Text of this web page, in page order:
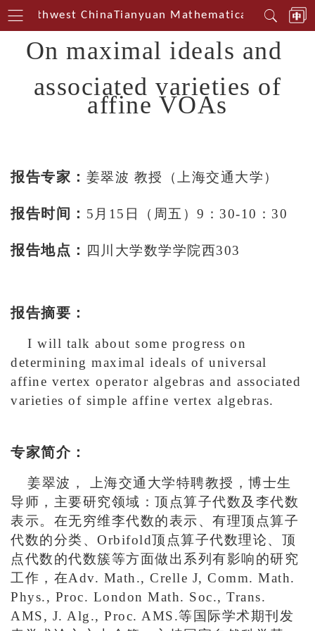
Southwest ChinaTianyuan Mathematical Centerin
On maximal ideals and
associated varieties of
affine VOAs
报告专家： 姜翠波 教授（上海交通大学）
报告时间： 5月15日（周五）9：30-10：30
报告地点： 四川大学数学学院西303
报告摘要：
I will talk about some progress on
determining maximal ideals of universal
affine vertex operator algebras and associated
varieties of simple affine vertex algebras.
专家简介：
姜翠波， 上海交通大学特聘教授，博士生
导师，主要研究领域：顶点算子代数及李代数
表示。在无穷维李代数的表示、有理顶点算子
代数的分类、Orbifold顶点算子代数理论、顶
点代数的代数簇等方面做出系列有影响的研究
工作，在Adv. Math., Crelle J, Comm. Math.
Phys., Proc. London Math. Soc., Trans.
AMS, J. Alg., Proc. AMS.等国际学术期刊发